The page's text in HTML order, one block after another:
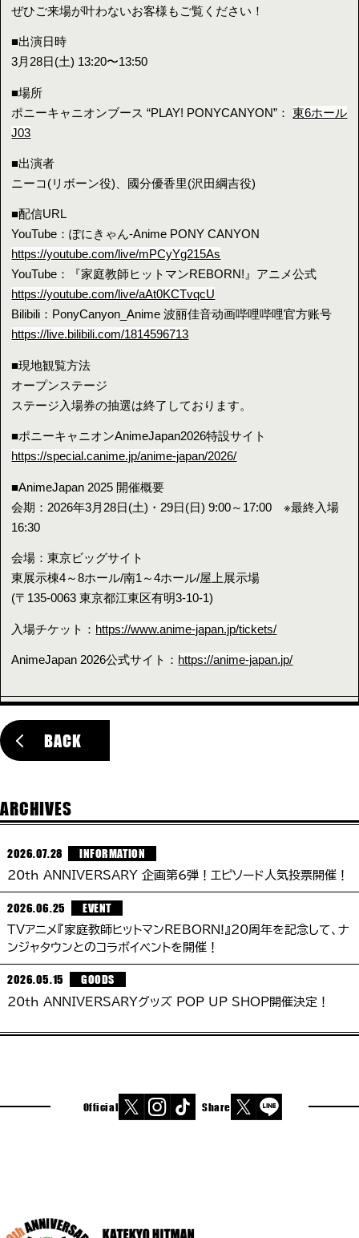
ぜひご来場が叶わないお客様もご覧ください！
■出演日時
3月28日(土) 13:20〜13:50
■場所
ポニーキャニオンブース “PLAY! PONYCANYON”：東6ホール
J03
■出演者
ニーコ(リボーン役)、國分優香里(沢田綱吉役)
■配信URL
YouTube：ぽにきゃん-Anime PONY CANYON
https://youtube.com/live/mPCyYg215As
YouTube：『家庭教師ヒットマンREBORN!』アニメ公式
https://youtube.com/live/aAt0KCTvqcU
Bilibili：PonyCanyon_Anime 波丽佳音动画哔哩哔哩官方账号
https://live.bilibili.com/1814596713
■現地観覧方法
オープンステージ
ステージ入場券の抽選は終了しております。
■ポニーキャニオンAnimeJapan2026特設サイト
https://special.canime.jp/anime-japan/2026/
■AnimeJapan 2025 開催概要
会期：2026年3月28日(土)・29日(日) 9:00～17:00 ※最終入場
16:30
会場：東京ビッグサイト
東展示棟4～8ホール/南1～4ホール/屋上展示場
(〒135-0063 東京都江東区有明3-10-1)
入場チケット： https://www.anime-japan.jp/tickets/
AnimeJapan 2026公式サイト： https://anime-japan.jp/
BACK
ARCHIVES
2026.07.28 INFORMATION
20th ANNIVERSARY 企画第6弾！エピソード人気投票開催！
2026.06.25 EVENT
TVアニメ『家庭教師ヒットマンREBORN!』20周年を記念して、ナ
ンジャタウンとのコラボイベントを開催！
2026.05.15 GOODS
20th ANNIVERSARYグッズ POP UP SHOP開催決定！
Official Share